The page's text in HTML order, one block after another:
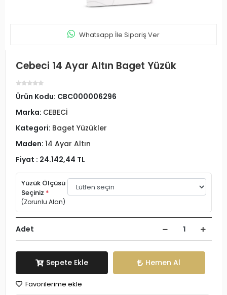
Whatsapp İle Sipariş Ver
Cebeci 14 Ayar Altın Baget Yüzük
Ürün Kodu: CBC000006296
Marka: CEBECİ
Kategori: Baget Yüzükler
Maden: 14 Ayar Altın
Fiyat : 24.142,44 TL
Yüzük Ölçüsü
Seçiniz *
(Zorunlu Alan)
Adet
Sepete Ekle Hemen Al
Favorilerime ekle